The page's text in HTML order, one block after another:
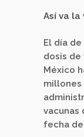
Así va
El día
dosis de
México
millones
vacunas
fecha